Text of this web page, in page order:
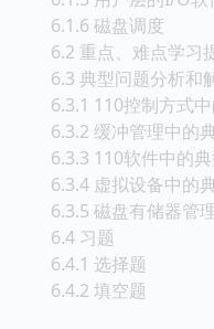
6.1.6 磁盘调度
6.2 重点、难点学习
6.3 典型问题分析和
6.3.1 110控制方式
6.3.2 缓冲管理中的
6.3.3 110软件中的
6.3.4 虚拟设备中的
6.3.5 磁盘有储器管
6.4 习题
6.4.1 选择题
6.4.2 填空题